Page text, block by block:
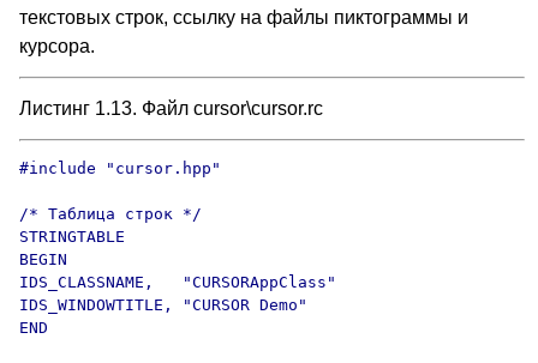
текстовых строк, ссылку на файлы пиктограммы и
курсора.
Листинг 1.13. Файл cursor\cursor.rc
#include "cursor.hpp"
/* Таблица строк */
STRINGTABLE
BEGIN
IDS_CLASSNAME,   "CURSORAppClass"
IDS_WINDOWTITLE, "CURSOR Demo"
END